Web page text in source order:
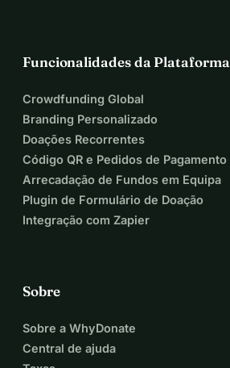
Funcionalidades da Plataforma
Crowdfunding Global
Branding Personalizado
Doações Recorrentes
Código QR e Pedidos de Pagamento
Arrecadação de Fundos em Equipa
Plugin de Formulário de Doação
Integração com Zapier
Sobre
Sobre a WhyDonate
Central de ajuda